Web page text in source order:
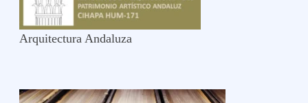
Arquitectura Andaluza